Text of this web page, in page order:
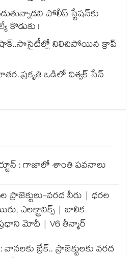
పోలీస్ స్టేషన్⁪కు
కొడుకు !
షాక్..సొసైటీల్లో నిలిచిపోయిన క్రాప్
ఒడిలో విశ్వక్ సేన్
: గాజాలో శాంతి పవనాలు
ప్రాజెక్టులు-వరద నీరు | ధరల
ఎలక్ట్రానిక్స్ | బాలిక
మోదీ | V6 తీన్మార్
బ్రేక్.. ప్రాజెక్టులకు వరద